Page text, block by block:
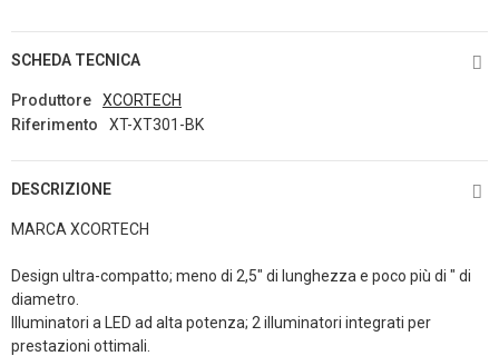
SCHEDA TECNICA
Produttore
XCORTECH
Riferimento
XT-XT301-BK
DESCRIZIONE
MARCA XCORTECH
Design ultra-compatto; meno di 2,5" di lunghezza e poco più di " di
diametro.
Illuminatori a LED ad alta potenza; 2 illuminatori integrati per
prestazioni ottimali.